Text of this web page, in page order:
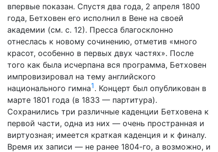
впервые показан. Спустя два года, 2 апреля 1800
года, Бетховен его исполнил в Вене на своей
академии (см. с. 12). Пресса благосклонно
отнеслась к новому сочинению, отметив «много
красот, особенно в первых двух частях». После
того как была исчерпана вся программа, Бетховен
импровизировал на тему английского
национального гимна1. Концерт был опубликован в
марте 1801 года (в 1833 — партитура).
Сохранились три различные каденции Бетховена к
первой части, одна из них — очень пространная и
виртуозная; имеется краткая каденция и к финалу.
Время их записи — не ранее 1804-го, а возможно, и